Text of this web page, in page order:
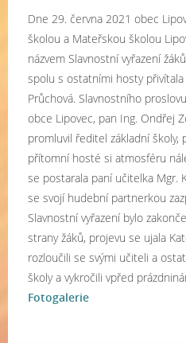
Dne 29. června 2021 obec
školou a Mateřskou školou
názvem Slavnostní vyřazení
spolu s ostatními hosty
Průchová. Slavnostního
obce Lipovec, pan Ing. Ondřej
promluvil ředitel základní školy,
přítomní hosté si atmosféru
se postarala paní učitelka Mgr.
se svojí hudební partnerkou
Slavnostní vyřazení bylo
strany žáků, projevu se ujala
rozloučili se svými učiteli a
školy a vykročili vpřed
Fotogalerie